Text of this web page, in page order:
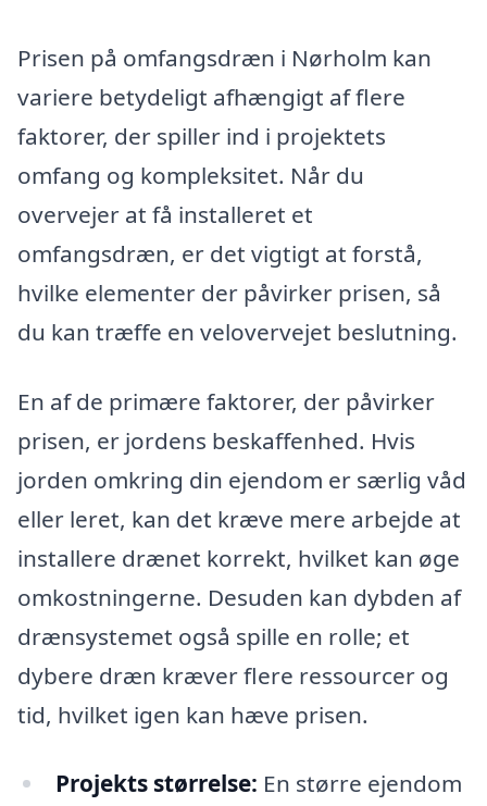
Prisen på omfangsdræn i Nørholm kan
variere betydeligt afhængigt af flere
faktorer, der spiller ind i projektets
omfang og kompleksitet. Når du
overvejer at få installeret et
omfangsdræn, er det vigtigt at forstå,
hvilke elementer der påvirker prisen, så
du kan træffe en velovervejet beslutning.
En af de primære faktorer, der påvirker
prisen, er jordens beskaffenhed. Hvis
jorden omkring din ejendom er særlig våd
eller leret, kan det kræve mere arbejde at
installere drænet korrekt, hvilket kan øge
omkostningerne. Desuden kan dybden af
drænsystemet også spille en rolle; et
dybere dræn kræver flere ressourcer og
tid, hvilket igen kan hæve prisen.
Projekts størrelse: En større ejendom